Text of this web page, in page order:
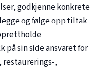
godkjenne konkrete
og følge opp tiltak
sin side ansvaret for
restaurerings-,